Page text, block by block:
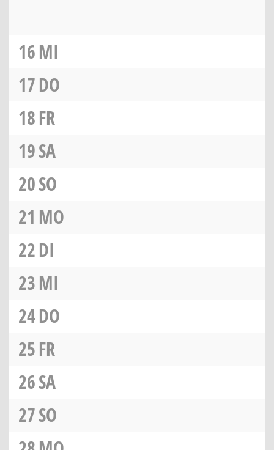
16MI
17DO
18FR
19SA
20SO
21 MO
22DI
23MI
24DO
25FR
26SA
27SO